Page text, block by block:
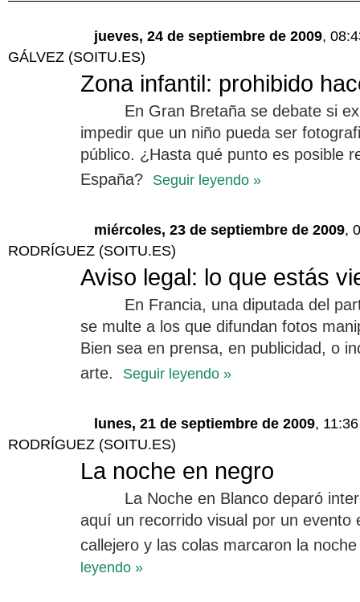
jueves, 24 de septiembre de 2009,
GÁLVEZ (SOITU.ES)
Zona infantil: prohibido
En Gran Bretaña se debate si
impedir que un niño pueda ser
público. ¿Hasta qué punto es posible
España?
Seguir leyendo »
miércoles, 23 de septiembre de 2009,
RODRÍGUEZ (SOITU.ES)
Aviso legal: lo que estás
En Francia, una diputada del
se multe a los que difundan fotos
Bien sea en prensa, en publicidad, o
arte.
Seguir leyendo »
lunes, 21 de septiembre de 2009,
RODRÍGUEZ (SOITU.ES)
La noche en negro
La Noche en Blanco deparó
aquí un recorrido visual por un evento
callejero y las colas marcaron la
leyendo »